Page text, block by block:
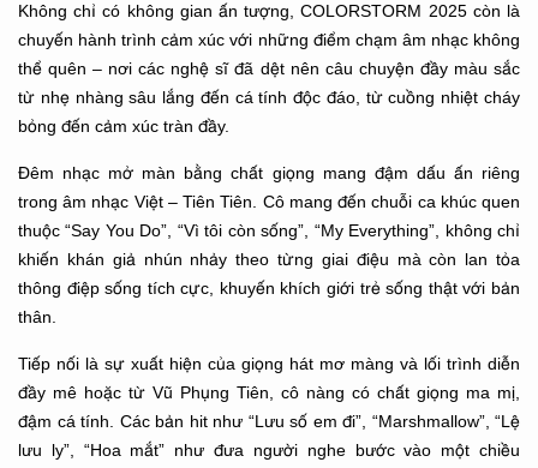
Không chỉ có không gian ấn tượng, COLORSTORM 2025 còn là
chuyến hành trình cảm xúc với những điểm chạm âm nhạc không
thể quên – nơi các nghệ sĩ đã dệt nên câu chuyện đầy màu sắc
từ nhẹ nhàng sâu lắng đến cá tính độc đáo, từ cuồng nhiệt cháy
bỏng đến cảm xúc tràn đầy.
Đêm nhạc mở màn bằng chất giọng mang đậm dấu ấn riêng
trong âm nhạc Việt – Tiên Tiên. Cô mang đến chuỗi ca khúc quen
thuộc “Say You Do”, “Vì tôi còn sống”, “My Everything”, không chỉ
khiến khán giả nhún nhảy theo từng giai điệu mà còn lan tỏa
thông điệp sống tích cực, khuyến khích giới trẻ sống thật với bản
thân.
Tiếp nối là sự xuất hiện của giọng hát mơ màng và lối trình diễn
đầy mê hoặc từ Vũ Phụng Tiên, cô nàng có chất giọng ma mị,
đậm cá tính. Các bản hit như “Lưu số em đi”, “Marshmallow”, “Lệ
lưu ly”, “Hoa mắt” như đưa người nghe bước vào một chiều